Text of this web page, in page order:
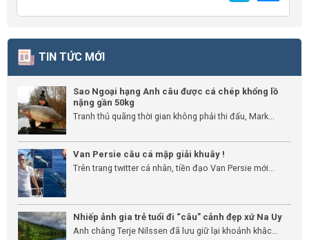
TIN TỨC MỚI
Sao Ngoại hạng Anh câu được cá chép khổng lồ
nặng gần 50kg
Tranh thủ quãng thời gian không phải thi đấu, Mark...
Van Persie câu cá mập giải khuây !
Trên trang twitter cá nhân, tiền đạo Van Persie mới...
Nhiếp ảnh gia trẻ tuổi đi “câu” cảnh đẹp xứ Na Uy
Anh chàng Terje Nilssen đã lưu giữ lại khoảnh khắc...